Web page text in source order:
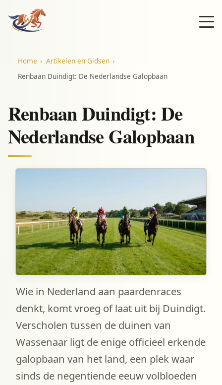
Home
Artikelen en Gidsen
Renbaan Duindigt: De Nederlandse Galopbaan
Renbaan Duindigt: De
Nederlandse Galopbaan
Wie in Nederland aan paardenraces
denkt, komt vroeg of laat uit bij Duindigt.
Verscholen tussen de duinen van
Wassenaar ligt de enige officieel erkende
galopbaan van het land, een plek waar
sinds de negentiende eeuw volbloeden